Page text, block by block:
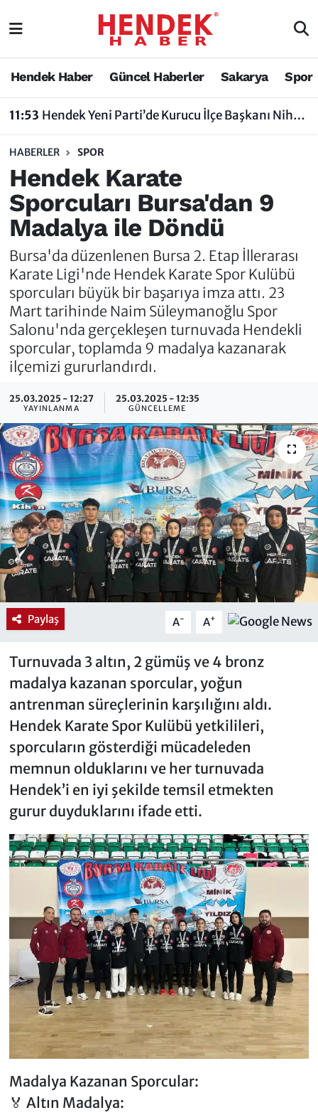
Hendek Haber Güncel Haberler Sakarya Spor
11:53 Hendek Yeni Parti’de Kurucu İlçe Başkanı Nihat Bayraktar Oldu
HABERLER SPOR
Hendek Karate
Sporcuları Bursa'dan 9
Madalya ile Döndü
Bursa'da düzenlenen Bursa 2. Etap İllerarası
Karate Ligi'nde Hendek Karate Spor Kulübü
sporcuları büyük bir başarıya imza attı. 23
Mart tarihinde Naim Süleymanoğlu Spor
Salonu'nda gerçekleşen turnuvada Hendekli
sporcular, toplamda 9 madalya kazanarak
ilçemizi gururlandırdı.
25.03.2025 - 12:27
YAYINLANMA
25.03.2025 - 12:35
GÜNCELLEME
Paylaş A- A+
Turnuvada 3 altın, 2 gümüş ve 4 bronz
madalya kazanan sporcular, yoğun
antrenman süreçlerinin karşılığını aldı.
Hendek Karate Spor Kulübü yetkilileri,
sporcuların gösterdiği mücadeleden
memnun olduklarını ve her turnuvada
Hendek’i en iyi şekilde temsil etmekten
gurur duyduklarını ifade etti.
Madalya Kazanan Sporcular:
🏅 Altın Madalya:
Hendek Haber
Nöbetçi Eczaneler
Vefat Edenler
Hendek Haber
Hakkında
Hendek Haber Reklam Servisi
Künye
İletişim
Sakarya Nöbetçi Eczaneler
Sakarya Trafik Yoğunluk Haritası
Tüm Manşetler
Son Dakika Haberleri
Haber Arşivi